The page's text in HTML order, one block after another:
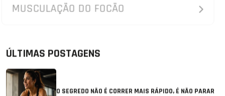
MUSCULAÇÃO DO FOCÃO
ÚLTIMAS POSTAGENS
O SEGREDO NÃO É CORRER MAIS RÁPIDO, É NÃO PARAR